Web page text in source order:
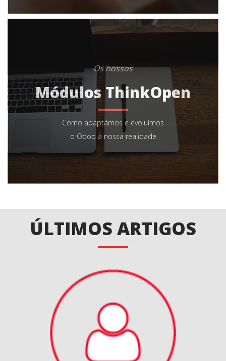
Os nossos
Módulos ThinkOpen
Como adaptámos e evoluímos
o Odoo à nossa realidade
ÚLTIMOS ARTIGOS